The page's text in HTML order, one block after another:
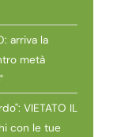
arriva la
metà
VIETATO IL
con le tue